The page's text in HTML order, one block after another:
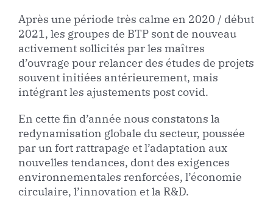
Après une période très calme en 2020 / début
2021, les groupes de BTP sont de nouveau
activement sollicités par les maîtres
d’ouvrage pour relancer des études de projets
souvent initiées antérieurement, mais
intégrant les ajustements post covid.
En cette fin d’année nous constatons la
redynamisation globale du secteur, poussée
par un fort rattrapage et l’adaptation aux
nouvelles tendances, dont des exigences
environnementales renforcées, l’économie
circulaire, l’innovation et la R&D.